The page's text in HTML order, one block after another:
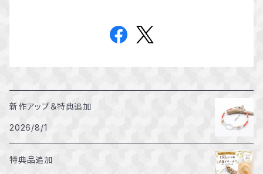
新作アップ＆特典追加
2026/8/1
特典品追加